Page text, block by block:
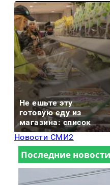
Не ешьте эту
готовую еду из
магазина: список
Новости СМИ2